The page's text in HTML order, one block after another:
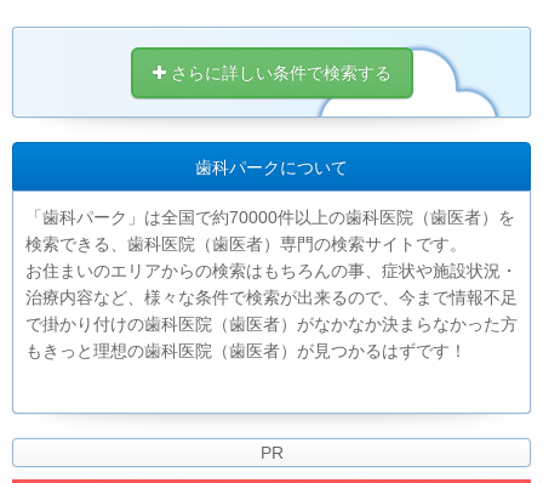
さらに詳しい条件で検索する
歯科パークについて
「歯科パーク」は全国で約70000件以上の歯科医院（歯医者）を
検索できる、歯科医院（歯医者）専門の検索サイトです。
お住まいのエリアからの検索はもちろんの事、症状や施設状況・
治療内容など、様々な条件で検索が出来るので、今まで情報不足
で掛かり付けの歯科医院（歯医者）がなかなか決まらなかった方
もきっと理想の歯科医院（歯医者）が見つかるはずです！
PR